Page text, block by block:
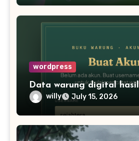
wordpress
Data warung digital hasil
willy July 15, 2026